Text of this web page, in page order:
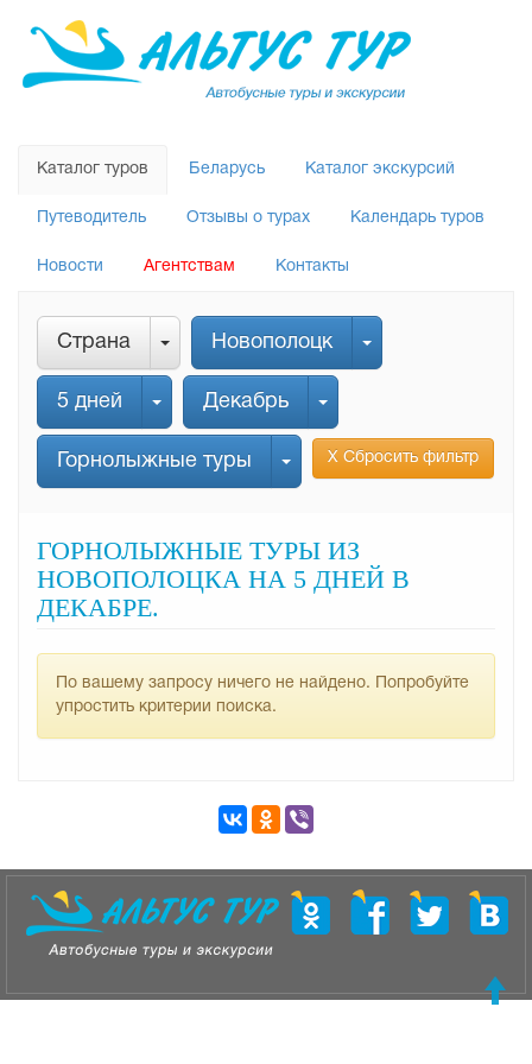
Каталог туров Беларусь Каталог экскурсий
Путеводитель Отзывы о турах Календарь туров
Новости Агентствам Контакты
Страна Новополоцк
5 дней Декабрь
Горнолыжные туры Х Сбросить фильтр
ГОРНОЛЫЖНЫЕ ТУРЫ ИЗ
НОВОПОЛОЦКА НА 5 ДНЕЙ В
ДЕКАБРЕ.
По вашему запросу ничего не найдено. Попробуйте
упростить критерии поиска.